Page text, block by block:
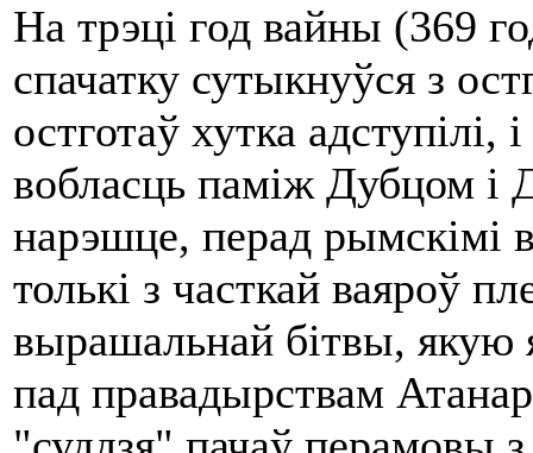
На трэці год вайны (369
спачатку сутыкнуўся з
остготаў хутка
вобласць паміж Дубцом і
нарэшце, перад рымскімі
толькі з часткай ваяроў
вырашальнай бітвы, якую
пад правадырствам